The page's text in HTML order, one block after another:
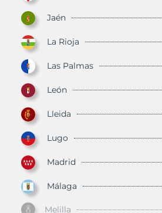
Jaén
La Rioja
Las Palmas
León
Lleida
Lugo
Madrid
Málaga
Melilla